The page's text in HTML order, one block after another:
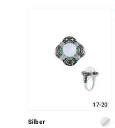
17-20
Silber